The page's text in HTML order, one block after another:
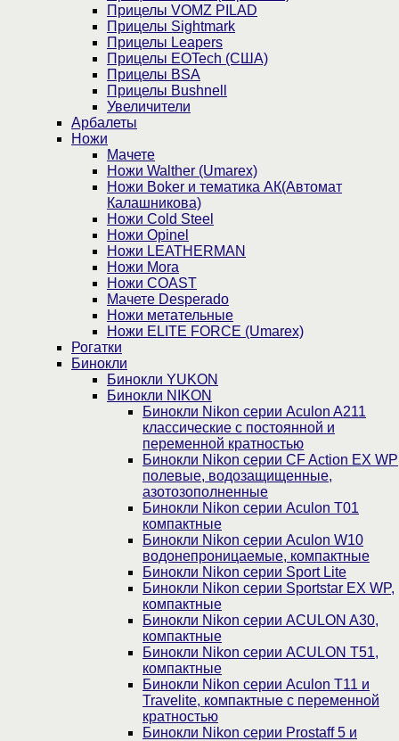
Прицелы VOMZ PILAD
Прицелы Sightmark
Прицелы Leapers
Прицелы EOTech (США)
Прицелы BSA
Прицелы Bushnell
Увеличители
Арбалеты
Ножи
Мачете
Ножи Walther (Umarex)
Ножи Boker и тематика АК(Автомат
Калашникова)
Ножи Cold Steel
Ножи Opinel
Ножи LEATHERMAN
Ножи Mora
Ножи COAST
Мачете Desperado
Ножи метательные
Ножи ELITE FORCE (Umarex)
Рогатки
Бинокли
Бинокли YUKON
Бинокли NIKON
Бинокли Nikon серии Aculon A211
классические с постоянной и
переменной кратностью
Бинокли Nikon серии СF Action EX WP
полевые, водозащищенные,
азотозополненные
Бинокли Nikon серии Aculon T01
компактные
Бинокли Nikon серии Aculon W10
водонепроницаемые, компактные
Бинокли Nikon серии Sport Lite
Бинокли Nikon серии Sportstar EX WP,
компактные
Бинокли Nikon серии ACULON A30,
компактные
Бинокли Nikon серии ACULON Т51,
компактные
Бинокли Nikon серии Aculon T11 и
Travelite, компактные с переменной
кратностью
Бинокли Nikon серии Prostaff 5 и